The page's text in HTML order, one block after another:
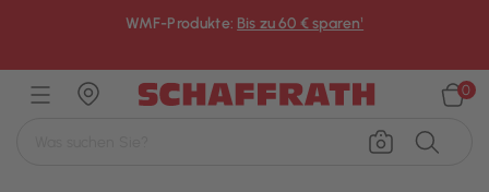
WMF-Produkte: Bis zu 60 € sparen¹
0